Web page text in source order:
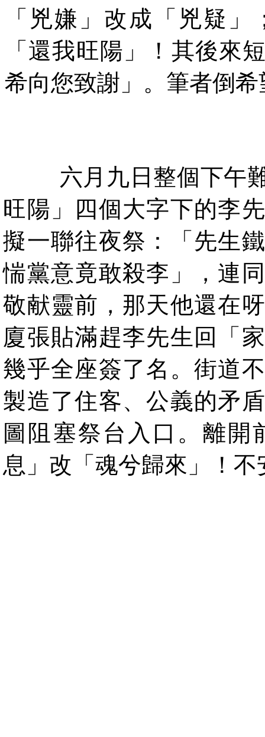
「兇嫌」改成「兇疑
「還我旺陽」！其後來
希向您致謝」。筆者倒
六月九日整個下午
旺陽」四個大字下的李
擬一聯往夜祭：「先生
惴黨意竟敢殺李」，連
敬献靈前，那天他還在
廈張貼滿趕李先生回「
幾乎全座簽了名。街道
製造了住客、公義的矛
圖阻塞祭台入口。離開
息」改「魂兮歸來」！不